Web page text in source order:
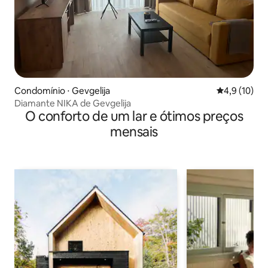
Condomínio ⋅ Gevgelija 4,9 de uma
4,9 (10)
Diamante NIKA de Gevgelija
O conforto de um lar e ótimos preços
mensais